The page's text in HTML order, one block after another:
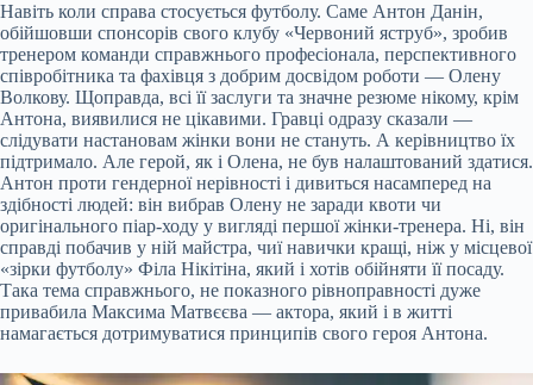
Навіть коли справа стосується футболу. Саме Антон Данін,
обійшовши спонсорів свого клубу «Червоний яструб», зробив
тренером команди справжнього професіонала, перспективного
співробітника та фахівця з добрим досвідом роботи — Олену
Волкову. Щоправда, всі її заслуги та значне резюме нікому, крім
Антона, виявилися не цікавими. Гравці одразу сказали —
слідувати настановам жінки вони не стануть. А керівництво їх
підтримало. Але герой, як і Олена, не був налаштований здатися.
Антон проти гендерної нерівності і дивиться насамперед на
здібності людей: він вибрав Олену не заради квоти чи
оригінального піар-ходу у вигляді першої жінки-тренера. Ні, він
справді побачив у ній майстра, чиї навички кращі, ніж у місцевої
«зірки футболу» Філа Нікітіна, який і хотів обійняти її посаду.
Така тема справжнього, не показного рівноправності дуже
привабила Максима Матвєєва — актора, який і в житті
намагається дотримуватися принципів свого героя Антона.